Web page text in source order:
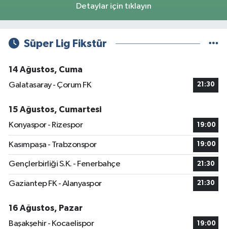
Detaylar için tıklayın
Süper Lig Fikstür
14 Ağustos, Cuma
Galatasaray - Çorum FK
21:30
15 Ağustos, Cumartesi
Konyaspor - Rizespor
19:00
Kasımpaşa - Trabzonspor 19:00
Gençlerbirliği S.K. - Fenerbahçe 21:30
Gaziantep FK - Alanyaspor 21:30
16 Ağustos, Pazar
Başakşehir - Kocaelispor
19:00